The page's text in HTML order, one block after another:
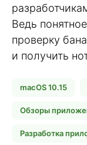
Ведь
проверку
и получить
macOS 10.15
Обзоры
Разработка